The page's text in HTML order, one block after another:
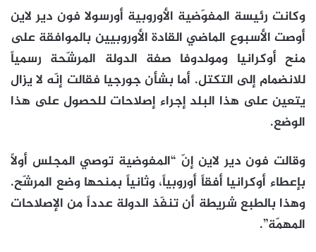
وكانت رئيسة المفوّضية الأوروبية أورسولا فون دير لاين
أوصت الأسبوع الماضي القادة الأوروبيين بالموافقة على
منح أوكرانيا ومولدوفا صفة الدولة المرشّحة رسمياً
للانضمام إلى التكتل. أما بشأن جورجيا فقالت إنّه لا يزال
يتعين على هذا البلد إجراء إصلاحات للحصول على هذا
الوضع.
وقالت فون دير لاين إنّ “المفوضية توصي المجلس أولاً
بإعطاء أوكرانيا أفقاً أوروبياً، وثانياً بمنحها وضع المرشّح.
وهذا بالطبع شريطة أن تنفّذ الدولة عدداً من الإصلاحات
المهمّة”.